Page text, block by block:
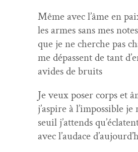
Même avec l’âme en
les armes sans mes
que je ne cherche pas
me dépassent de tant
avides de bruits
Je veux pos­er corps et
j’aspire à l’im­pos­si­ble
seuil j’at­tends
avec l’au­dace